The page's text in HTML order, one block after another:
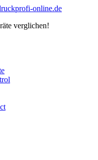
verglichen!